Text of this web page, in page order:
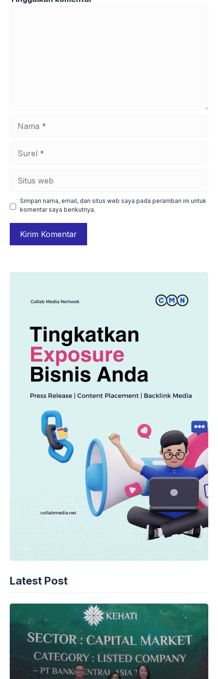
web
Simpan nama, email, dan situs web saya pada peramban ini untuk
komentar saya berikutnya.
Latest Post